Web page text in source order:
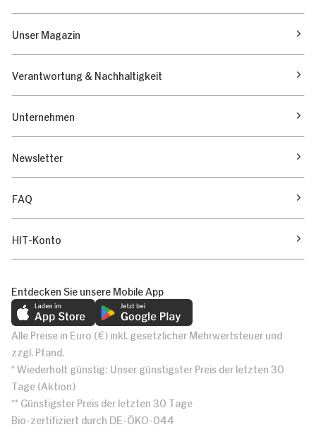
Unser Magazin
Verantwortung & Nachhaltigkeit
Unternehmen
Newsletter
FAQ
HIT-Konto
Entdecken Sie unsere Mobile App
Alle Preise in Euro (€) inkl. gesetzlicher Mehrwertsteuer und
zzgl. Pfand.
* Wiederholt günstig: Unser günstigster Preis der letzten 30
Tage (Aktion)
** Günstigster Preis der letzten 30 Tage
Bio-zertifiziert durch DE-ÖKO-044